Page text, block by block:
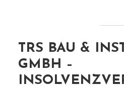
TRS BAU &
GMBH –